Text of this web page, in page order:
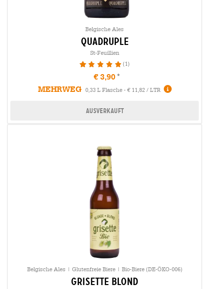
Belgische Ales
quadruple
St-Feuillien
100% (1)
€ 3,90
MEHRWEG
0,33 L Flasche - € 11,82 / LTR
Ausverkauft
Belgische Ales | Glutenfreie Biere | Bio-Biere (DE-ÖKO-006)
grisette blond